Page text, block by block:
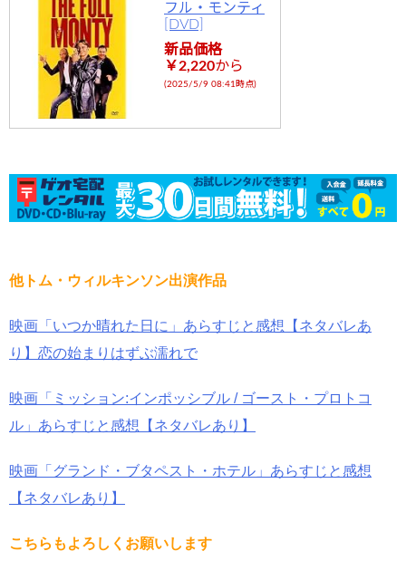
フル・モンティ
[DVD]
新品価格
￥2,220から
(2025/5/9 08:41時点)
他トム・ウィルキンソン出演作品
映画「いつか晴れた日に」あらすじと感想【ネタバレあ
り】恋の始まりはずぶ濡れで
映画「ミッション:インポッシブル / ゴースト・プロトコ
ル」あらすじと感想【ネタバレあり】
映画「グランド・ブタペスト・ホテル」あらすじと感想
【ネタバレあり】
こちらもよろしくお願いします